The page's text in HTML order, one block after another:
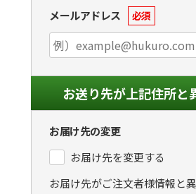
メールアドレス 必須
お送り先が上記住所と
お届け先の変更
お届け先を変更する
お届け先がご注文者様情報と